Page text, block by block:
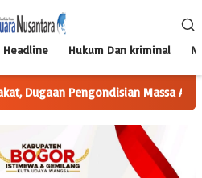
Headline Hukum Dan kriminal
Massa Aksi Minta Diusut